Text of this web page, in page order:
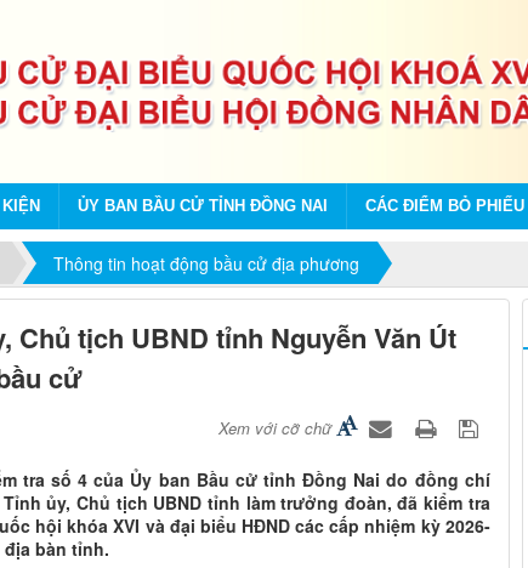
ỦY BAN BẦU CỬ TỈNH ĐỒNG NAI CÁC ĐIỂM BỎ PHIẾU
Thông tin hoạt động bầu cử địa phương
Chủ tịch UBND tỉnh Nguyễn Văn Út
cử
Xem với cỡ chữ
tra số 4 của Ủy ban Bầu cử tỉnh Đồng Nai do đồng chí
ủy, Chủ tịch UBND tỉnh làm trưởng đoàn, đã kiểm tra
hội khóa XVI và đại biểu HĐND các cấp nhiệm kỳ 2026-
bàn tỉnh.